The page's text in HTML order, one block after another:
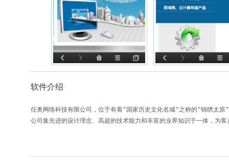
软件介绍
任奥网络科技有限公司，位于有着"国家历史文化名城"之称的"锦绣太
公司集先进的设计理念、高超的技术能力和丰富的业界知识于一体，为